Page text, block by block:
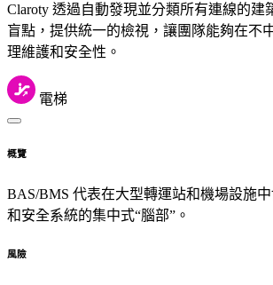
Claroty 透過自動發現並分類所有連線的建
盲點，提供統一的檢視，讓團隊能夠在不
理維護和安全性。
電梯
概覽
BAS/BMS 代表在大型轉運站和機場設施
和安全系統的集中式“腦部”。
風險